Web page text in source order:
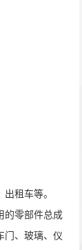
租车等。
的零部件总成
门、玻璃、仪